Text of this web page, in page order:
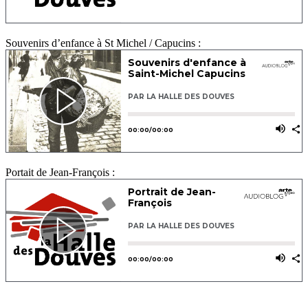
Souvenirs d’enfance à St Michel / Capucins :
Portait de Jean-François :